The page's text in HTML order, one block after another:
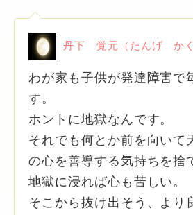
丹下 覚元（たんげ かく
わが家も子供が発達障害で
す。
ホントに地獄なんです。
それでも何とか前を向いて
の心を善導する気持ちを捨
地獄に浸れば心も苦しい。
そこから抜け出そう、より